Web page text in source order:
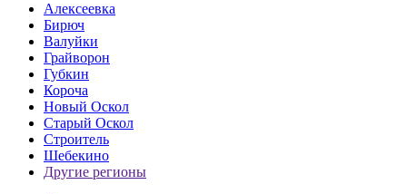
Алексеевка
Бирюч
Валуйки
Грайворон
Губкин
Короча
Новый Оскол
Старый Оскол
Строитель
Шебекино
Другие регионы